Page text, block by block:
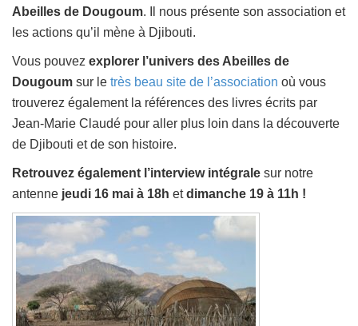
Abeilles de Dougoum. Il nous présente son association et
les actions qu’il mène à Djibouti.
Vous pouvez explorer l’univers des Abeilles de
Dougoum sur le très beau site de l’association où vous
trouverez également la références des livres écrits par
Jean-Marie Claudé pour aller plus loin dans la découverte
de Djibouti et de son histoire.
Retrouvez également l’interview intégrale sur notre
antenne jeudi 16 mai à 18h etdimanche 19 à 11h !